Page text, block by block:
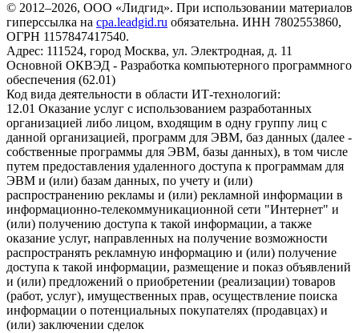
© 2012–2026, ООО «Лидгид». При использовании материалов
гиперссылка на cpa.leadgid.ru обязательна. ИНН 7802553860,
ОГРН 1157847417540.
Адрес: 111524, город Москва, ул. Электродная, д. 11
Основной ОКВЭД - Разработка компьютерного программного
обеспечения (62.01)
Код вида деятельности в области ИТ-технологий:
12.01 Оказание услуг с использованием разработанных
организацией либо лицом, входящим в одну группу лиц с
данной организацией, программ для ЭВМ, баз данных (далее -
собственные программы для ЭВМ, базы данных), в том числе
путем предоставления удаленного доступа к программам для
ЭВМ и (или) базам данных, по учету и (или)
распространению рекламы и (или) рекламной информации в
информационно-телекоммуникационной сети "Интернет" и
(или) получению доступа к такой информации, а также
оказание услуг, направленных на получение возможности
распространять рекламную информацию и (или) получение
доступа к такой информации, размещение и показ объявлений
и (или) предложений о приобретении (реализации) товаров
(работ, услуг), имущественных прав, осуществление поиска
информации о потенциальных покупателях (продавцах) и
(или) заключении сделок